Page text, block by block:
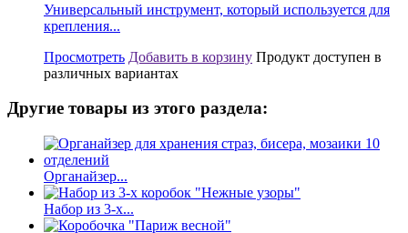
Универсальный инструмент, который используется для
крепления...
Просмотреть Добавить в корзину Продукт доступен в
различных вариантах
Другие товары из этого раздела:
Органайзер...
Набор из 3-х...